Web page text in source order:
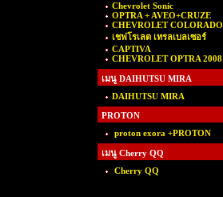
Chevrolet Sonic
OPTRA + AVEO+CRUZE
CHEVROLET COLORADO
เชฟโรเลต เทรลเบลเซอร์
CAPTIVA
CHEVROLET OPTRA 2008
เมนู DAIHUTSU MIRA
DAIHUTSU MIRA
PROTON
proton exora +PROTON
เมนู Cherry QQ
Cherry QQ